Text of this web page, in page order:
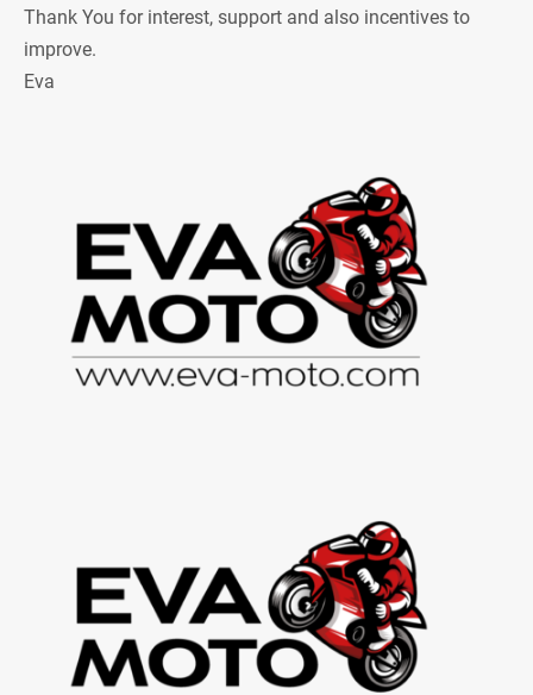
Thank You for interest, support and also incentives to
improve.
Eva